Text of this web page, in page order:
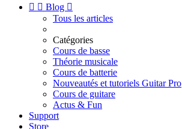
  Blog 
Tous les articles
Catégories
Cours de basse
Théorie musicale
Cours de batterie
Nouveautés et tutoriels Guitar Pro
Cours de guitare
Actus & Fun
Support
Store